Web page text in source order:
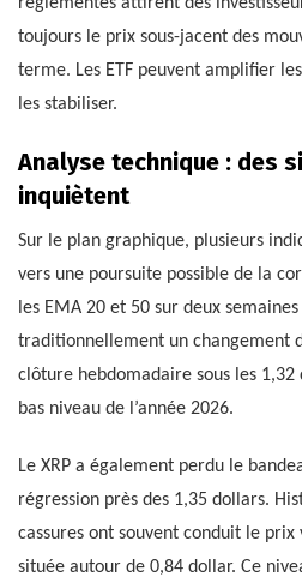
toujours le prix sous-jacent des
terme. Les ETF peuvent amplifier
les stabiliser.
Analyse technique : des
inquiètent
Sur le plan graphique, plusieurs
vers une poursuite possible de la
les EMA 20 et 50 sur deux
traditionnellement un changement
clôture hebdomadaire sous les
bas niveau de l’année 2026.
Le XRP a également perdu le
régression près des 1,35 dollars.
cassures ont souvent conduit le
située autour de 0,84 dollar. Ce